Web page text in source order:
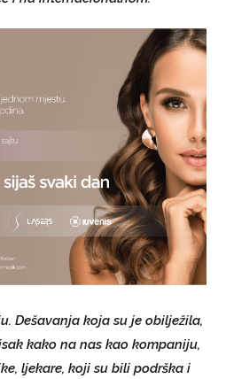
Dešavanja koja su je obilježila,
kako na nas kao kompaniju,
ljekare, koji su bili podrška i